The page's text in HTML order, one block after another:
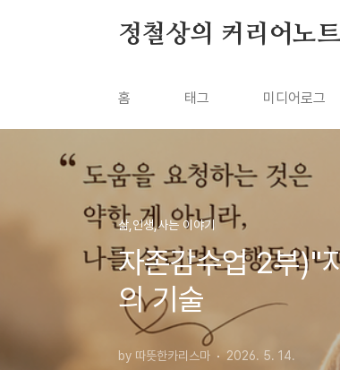
정철상의 커리어노트
홈 태그 미디어로그
삶,인생,사는 이야기
자존감수업 2부)"
의 기술
by 따뜻한카리스마 2026. 5. 14.